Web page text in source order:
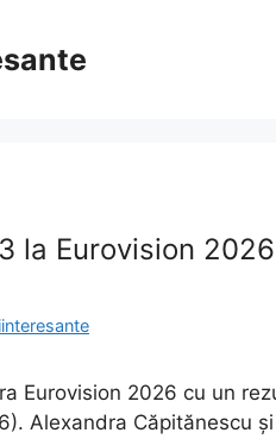
la Eurovision
Eurovision 2026 cu un
Alexandra Căpitănescu